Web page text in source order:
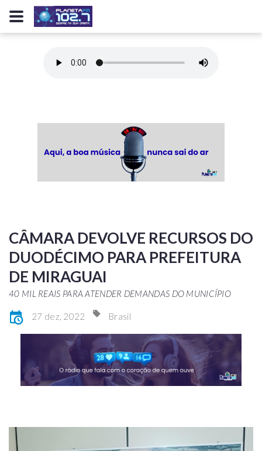
CÂMARA DEVOLVE RECURSOS DO
DUODÉCIMO PARA PREFEITURA
DE MIRAGUAI
40 MIL REAIS PARA ATENDER DEMANDAS DO MUNICÍPIO
27 dez, 2022 Brasil